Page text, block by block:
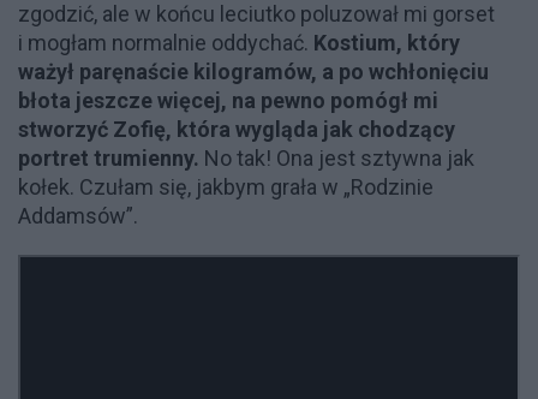
zgodzić, ale w końcu leciutko poluzował mi gorset
i mogłam normalnie oddychać. Kostium, który
ważył paręnaście kilogramów, a po wchłonięciu
błota jeszcze więcej, na pewno pomógł mi
stworzyć Zofię, która wygląda jak chodzący
portret trumienny. No tak! Ona jest sztywna jak
kołek. Czułam się, jakbym grała w „Rodzinie
Addamsów”.